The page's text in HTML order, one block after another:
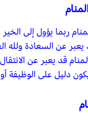
ربما يؤول إلى الخير
عن السعادة ولله
قد يعبر عن
دليل على الوظيفة